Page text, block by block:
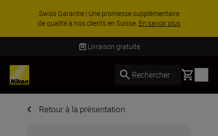
Swiss Garantie | Une promesse supplémentaire
de qualité à nos clients en Suisse.En savoir plus
Livraison gratuite
Rechercher Basket
Retour à la présentation